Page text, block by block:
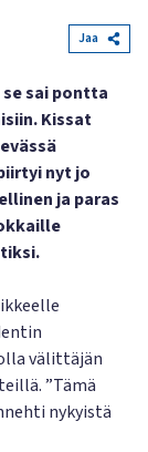
Jaa
sai pontta
Kissat
nyt jo
ja paras
välittäjän
”Tämä
nykyistä